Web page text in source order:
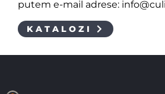
putem e-mail adrese:
KATALOZI